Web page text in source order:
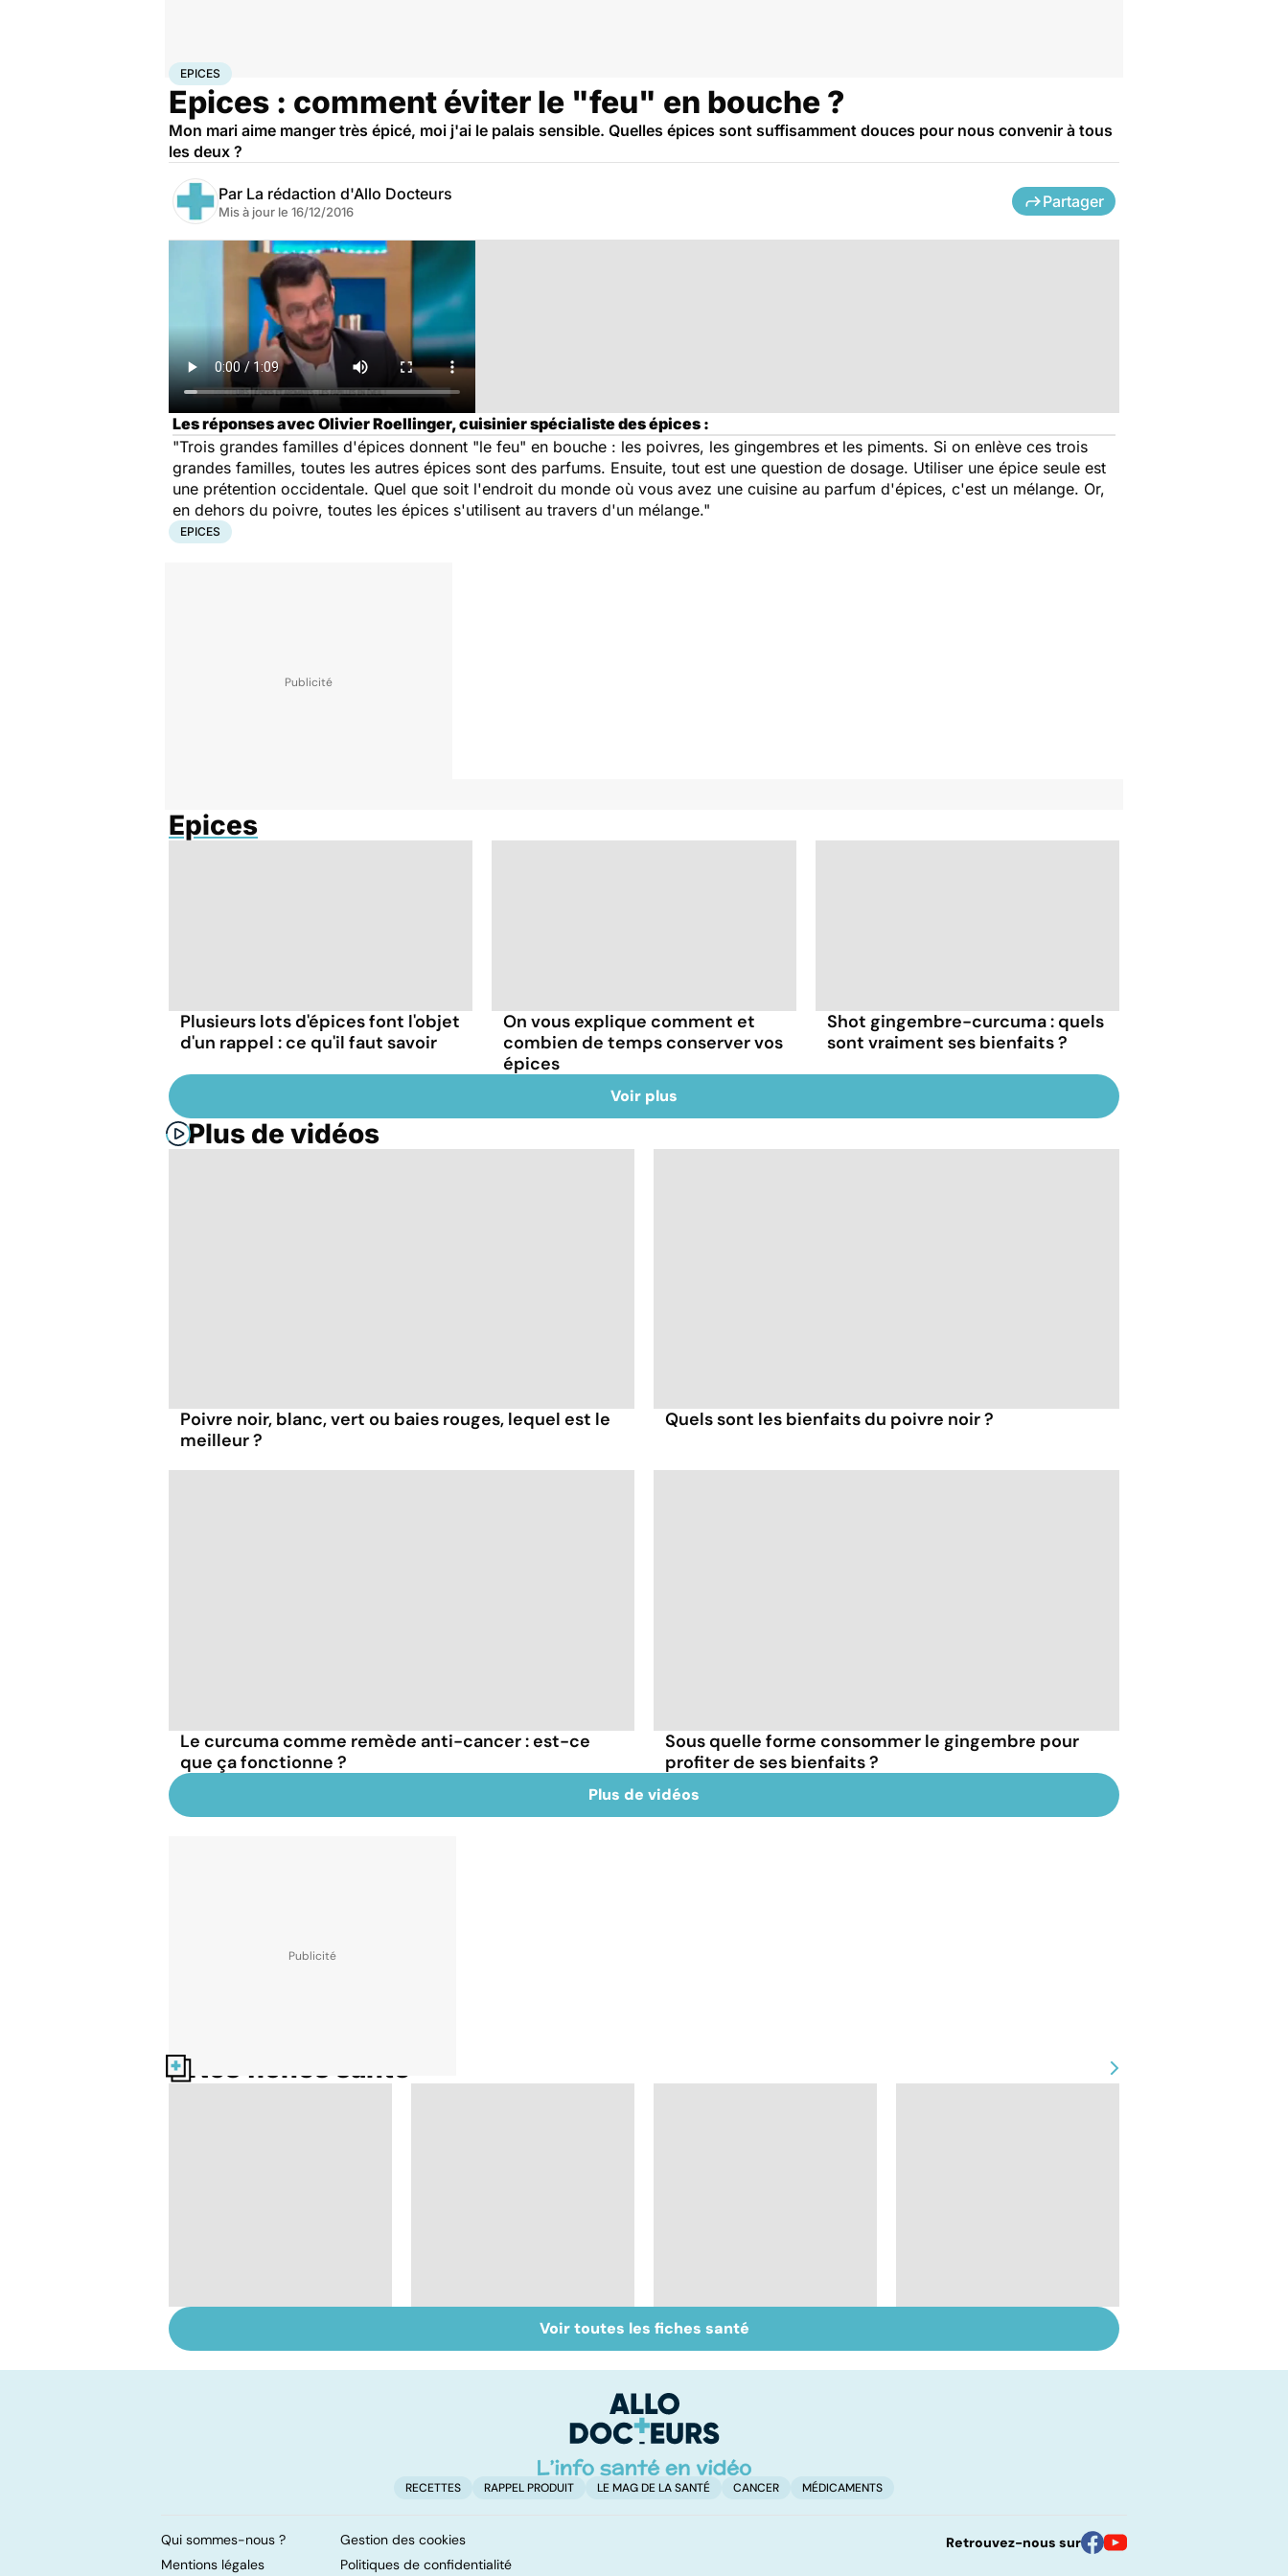
AccueilSanté
EPICES
Epices : comment éviter le "feu" en bouche ?
Mon mari aime manger très épicé, moi j'ai le palais sensible. Quelles épices sont suffisamment douces pour nous convenir à tous
les deux ?
Par La rédaction d'Allo Docteurs
Mis à jour le 16/12/2016
Partager
Les réponses avec Olivier Roellinger, cuisinier spécialiste des épices :
"Trois grandes familles d'épices donnent "le feu" en bouche : les poivres, les gingembres et les piments. Si on enlève ces trois
grandes familles, toutes les autres épices sont des parfums. Ensuite, tout est une question de dosage. Utiliser une épice seule est
une prétention occidentale. Quel que soit l'endroit du monde où vous avez une cuisine au parfum d'épices, c'est un mélange. Or,
en dehors du poivre, toutes les épices s'utilisent au travers d'un mélange."
EPICES
Epices
Plusieurs lots d'épices font l'objet
d'un rappel : ce qu'il faut savoir
On vous explique comment et
combien de temps conserver vos
épices
Shot gingembre-curcuma : quels
sont vraiment ses bienfaits ?
Voir plus
Plus de vidéos
Poivre noir, blanc, vert ou baies rouges, lequel est le
meilleur ?
Quels sont les bienfaits du poivre noir ?
Le curcuma comme remède anti-cancer : est-ce
que ça fonctionne ?
Sous quelle forme consommer le gingembre pour
profiter de ses bienfaits ?
Plus de vidéos
Nos fiches santé
des épices
Tout savoir sur les
infections
Inflammation des
amygdales : que faire
passage à l'acte
Voir toutes les fiches santé
RECETTES RAPPEL PRODUIT LE MAG DE LA SANTÉ CANCER MÉDICAMENTS
Qui sommes-nous ?
Gestion des cookies
Mentions légales
Politiques de confidentialité
Retrouvez-nous sur